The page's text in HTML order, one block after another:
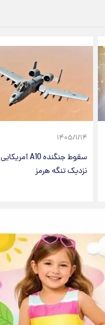
۱۴۰۵/۱/۱۴
سقوط جنگنده A10 آمریکایی
نزدیک تنگه هرمز